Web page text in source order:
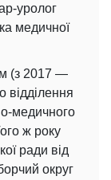
уролог
медичної
(з 2017 —
відділення
медичного
ж року
ради від
округ